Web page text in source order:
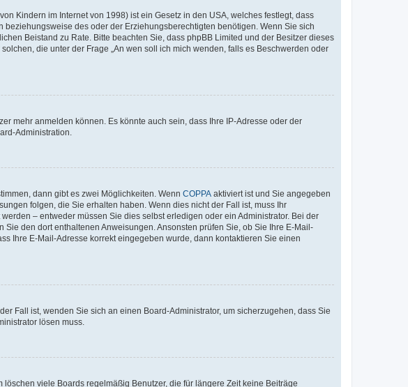
Kindern im Internet von 1998) ist ein Gesetz in den USA, welches festlegt, dass
des oder der Erziehungsberechtigten benötigen. Wenn Sie sich
Beistand zu Rate. Bitte beachten Sie, dass phpBB Limited und der Besitzer dieses
die unter der Frage „An wen soll ich mich wenden, falls es Beschwerden oder
mehr anmelden können. Es könnte auch sein, dass Ihre IP-Adresse oder der
Administration.
dann gibt es zwei Möglichkeiten. Wenn COPPA aktiviert ist und Sie angegeben
folgen, die Sie erhalten haben. Wenn dies nicht der Fall ist, muss Ihr
– entweder müssen Sie dies selbst erledigen oder ein Administrator. Bei der
den dort enthaltenen Anweisungen. Ansonsten prüfen Sie, ob Sie Ihre E-Mail-
Ihre E-Mail-Adresse korrekt eingegeben wurde, dann kontaktieren Sie einen
Fall ist, wenden Sie sich an einen Board-Administrator, um sicherzugehen, dass Sie
lösen muss.
viele Boards regelmäßig Benutzer, die für längere Zeit keine Beiträge